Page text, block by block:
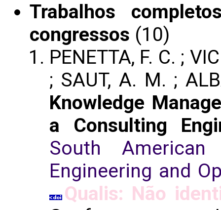
Trabalhos
congressos (10)
PENETTA, F. C. ;
; SAUT, A. M. ;
Knowledge
a Consulting
South
Engineering and
Qualis: Não